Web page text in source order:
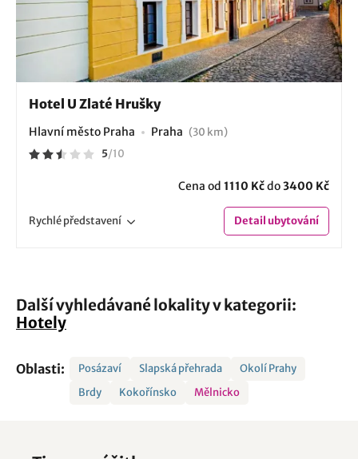
Hotel U Zlaté Hrušky
Hlavní město Praha Praha (30 km)
5/10
Cena od 1110 Kčdo3400 Kč
Rychlépředstavení Detailubytování
Další vyhledávané lokality v kategorii:
Hotely
Oblasti: Posázaví Slapská přehrada
Okolí Prahy
Brdy
Kokořínsko Mělnicko